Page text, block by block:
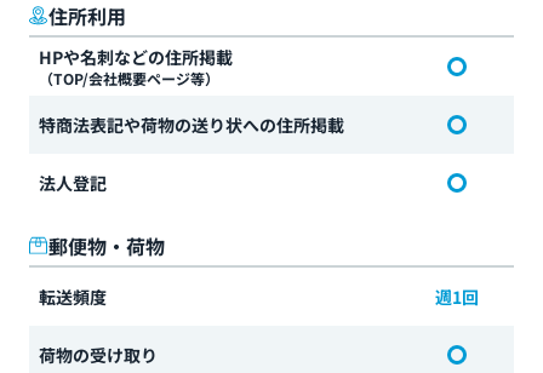
住所利用
HPや名刺などの住所掲載
（TOP/会社概要ページ等）
特商法表記や荷物の送り状への住所掲載
法人登記
郵便物・荷物
転送頻度 週1回
荷物の受け取り